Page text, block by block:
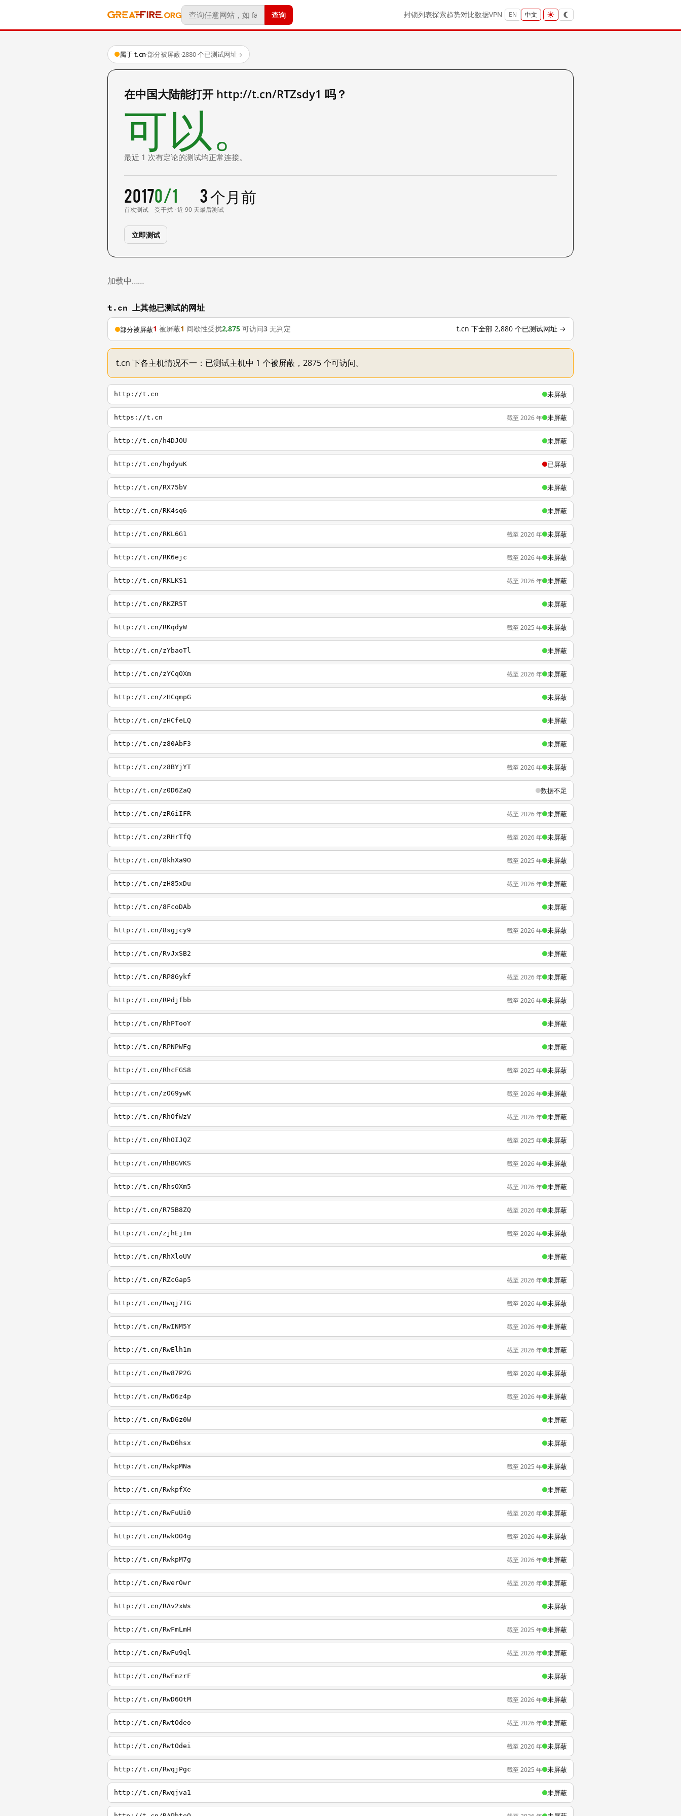
查询 封锁列表探索趋势对比数据VPN EN 中文
属于 t.cn·部分被屏蔽·2880 个已测试网址→
在中国大陆能打开 http://t.cn/RTZsdy1 吗？
可以。
最近 1 次有定论的测试均正常连接。
2017
首次测试
0/1
受干扰 · 近 90 天
3 个月前
最后测试
立即测试
加载中……
t.cn 上其他已测试的网址
部分被屏蔽1 被屏蔽1 间歇性受扰2,875 可访问3 无判定 t.cn 下全部 2,880 个已测试网址 →
t.cn 下各主机情况不一：已测试主机中 1 个被屏蔽，2875 个可访问。
http://t.cn 未屏蔽
https://t.cn 截至 2026 年 未屏蔽
http://t.cn/h4DJOU 未屏蔽
http://t.cn/hgdyuK 已屏蔽
http://t.cn/RX75bV 未屏蔽
http://t.cn/RK4sq6 未屏蔽
http://t.cn/RKL6G1 截至 2026 年 未屏蔽
http://t.cn/RK6ejc 截至 2026 年 未屏蔽
http://t.cn/RKLKS1 截至 2026 年 未屏蔽
http://t.cn/RKZR5T 未屏蔽
http://t.cn/RKqdyW 截至 2025 年 未屏蔽
http://t.cn/zYbaoTl 未屏蔽
http://t.cn/zYCqOXm 截至 2026 年 未屏蔽
http://t.cn/zHCqmpG 未屏蔽
http://t.cn/zHCfeLQ 未屏蔽
http://t.cn/z80AbF3 未屏蔽
http://t.cn/z8BYjYT 截至 2026 年 未屏蔽
http://t.cn/z0D6ZaQ 数据不足
http://t.cn/zR6iIFR 截至 2026 年 未屏蔽
http://t.cn/zRHrTfQ 截至 2026 年 未屏蔽
http://t.cn/8khXa9O 截至 2025 年 未屏蔽
http://t.cn/zH85xDu 截至 2026 年 未屏蔽
http://t.cn/8FcoDAb 未屏蔽
http://t.cn/8sgjcy9 截至 2026 年 未屏蔽
http://t.cn/RvJxSB2 未屏蔽
http://t.cn/RP8Gykf 截至 2026 年 未屏蔽
http://t.cn/RPdjfbb 截至 2026 年 未屏蔽
http://t.cn/RhPTooY 未屏蔽
http://t.cn/RPNPWFg 未屏蔽
http://t.cn/RhcFGS8 截至 2025 年 未屏蔽
http://t.cn/zOG9ywK 截至 2026 年 未屏蔽
http://t.cn/RhOfWzV 截至 2026 年 未屏蔽
http://t.cn/RhOIJQZ 截至 2025 年 未屏蔽
http://t.cn/RhBGVKS 截至 2026 年 未屏蔽
http://t.cn/RhsOXm5 截至 2026 年 未屏蔽
http://t.cn/R75B8ZQ 截至 2026 年 未屏蔽
http://t.cn/zjhEjIm 截至 2026 年 未屏蔽
http://t.cn/RhXloUV 未屏蔽
http://t.cn/RZcGap5 截至 2026 年 未屏蔽
http://t.cn/Rwqj7IG 截至 2026 年 未屏蔽
http://t.cn/RwINM5Y 截至 2026 年 未屏蔽
http://t.cn/RwElh1m 截至 2026 年 未屏蔽
http://t.cn/Rw87P2G 截至 2026 年 未屏蔽
http://t.cn/RwD6z4p 截至 2026 年 未屏蔽
http://t.cn/RwD6z0W 未屏蔽
http://t.cn/RwD6hsx 未屏蔽
http://t.cn/RwkpMNa 截至 2025 年 未屏蔽
http://t.cn/RwkpfXe 未屏蔽
http://t.cn/RwFuUi0 截至 2026 年 未屏蔽
http://t.cn/RwkOO4g 截至 2026 年 未屏蔽
http://t.cn/RwkpM7g 截至 2026 年 未屏蔽
http://t.cn/RwerOwr 截至 2026 年 未屏蔽
http://t.cn/RAv2xWs 未屏蔽
http://t.cn/RwFmLmH 截至 2025 年 未屏蔽
http://t.cn/RwFu9ql 截至 2026 年 未屏蔽
http://t.cn/RwFmzrF 未屏蔽
http://t.cn/RwD6OtM 截至 2026 年 未屏蔽
http://t.cn/RwtOdeo 截至 2026 年 未屏蔽
http://t.cn/RwtOdei 截至 2026 年 未屏蔽
http://t.cn/RwqjPgc 截至 2025 年 未屏蔽
http://t.cn/Rwqjva1 未屏蔽